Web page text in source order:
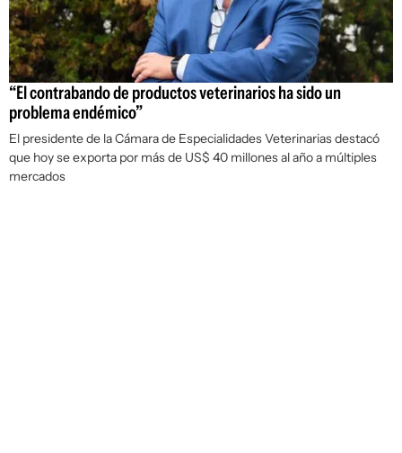
“El contrabando de productos veterinarios ha sido un
problema endémico”
El presidente de la Cámara de Especialidades Veterinarias destacó
que hoy se exporta por más de US$ 40 millones al año a múltiples
mercados